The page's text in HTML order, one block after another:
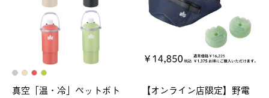
真空「温・冷」ペットボト
【オンライン店限定】野電